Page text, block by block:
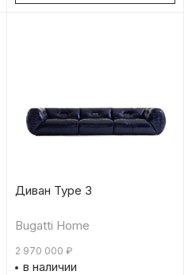
Диван Type 3
Bugatti Home
2 970 000 ₽
в наличии